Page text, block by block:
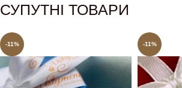
СУПУТНІ ТОВАРИ
-11% -11%